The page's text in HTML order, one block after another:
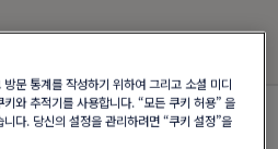
문 통계를 작성하기 위하여 그리고 소셜 미디
와 추적기를 사용합니다. “모든 쿠키 허용” 을
다. 당신의 설정을 관리하려면 “쿠키 설정”을